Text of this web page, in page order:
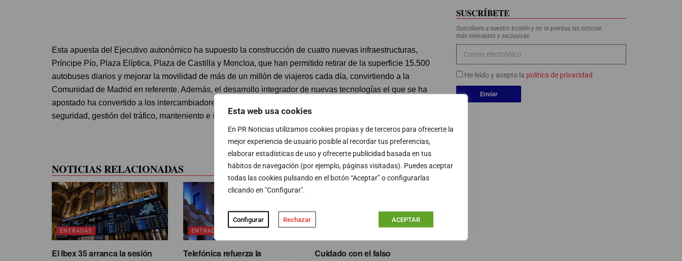
Esta web usa cookies
En PR Noticias utilizamos cookies propias y de terceros para ofrecerte la
mejor experiencia de usuario posible al recordar tus preferencias,
elaborar estadísticas de uso y ofrecerte publicidad basada en tus
hábitos de navegación (por ejemplo, páginas visitadas). Puedes aceptar
todas las cookies pulsando en el botón “Aceptar” o configurarlas
clicando en "Configurar".
Configurar Rechazar ACEPTAR
Esta apuesta del Ejecutivo autonómico ha supuesto la construcción de cuatro nuevas infraestructuras,
Príncipe Pío, Plaza Elíptica, Plaza de Castilla y Moncloa, que han permitido retirar de la superficie 15.500
autobuses diarios y mejorar la movilidad de más de un millón de viajeros cada día, convirtiendo a la
Comunidad de Madrid en referente. Además, el desarrollo integrador de nuevas tecnologías el que se ha
apostado ha convertido a los intercambiadores en referente internacional también en los ámbitos de
seguridad, gestión del tráfico, manteniento e intermodalidad.
PUBLICIDAD
NOTICIAS RELACIONADAS
ENTRADAS
El Ibex 35 arranca la sesión
ENTRADAS
Telefónica refuerza la
Cuidado con el falso
SUSCRÍBETE
Suscríbete a nuestro boletín y no te pierdas las noticias
más relevantes y exclusivas.
He leído y acepto la política de privacidad
Enviar